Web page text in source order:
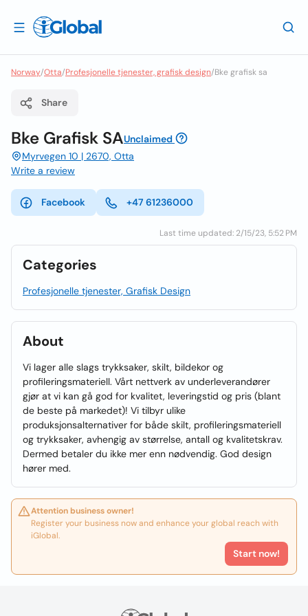
Norway/Otta/Profesjonelle tjenester, grafisk design/Bke grafisk sa
Share
Bke Grafisk SAUnclaimed
Myrvegen 10 | 2670, Otta
Write a review
Facebook +47 61236000
Last time updated: 2/15/23, 5:52 PM
Categories
Profesjonelle tjenester, Grafisk Design
About
Vi lager alle slags trykksaker, skilt, bildekor og
profileringsmateriell. Vårt nettverk av underleverandører
gjør at vi kan gå god for kvalitet, leveringstid og pris (blant
de beste på markedet)! Vi tilbyr ulike
produksjonsalternativer for både skilt, profileringsmateriell
og trykksaker, avhengig av størrelse, antall og kvalitetskrav.
Dermed betaler du ikke mer enn nødvendig. God design
hører med.
Attention business owner!
Register your business now and enhance your global reach with
iGlobal.
Start now!